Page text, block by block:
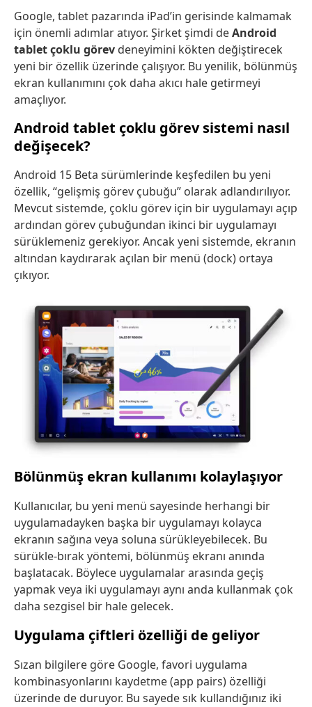
Google, tablet pazarında iPad’in gerisinde kalmamak
için önemli adımlar atıyor. Şirket şimdi deAndroid
tablet çoklu görev deneyimini kökten değiştirecek
yeni bir özellik üzerinde çalışıyor. Bu yenilik, bölünmüş
ekran kullanımını çok daha akıcı hale getirmeyi
amaçlıyor.
Android tablet çoklu görev sistemi nasıl
değişecek?
Android 15 Beta sürümlerinde keşfedilen bu yeni
özellik, “gelişmiş görev çubuğu” olarak adlandırılıyor.
Mevcut sistemde, çoklu görev için bir uygulamayı açıp
ardından görev çubuğundan ikinci bir uygulamayı
sürüklemeniz gerekiyor. Ancak yeni sistemde, ekranın
altından kaydırarak açılan bir menü (dock) ortaya
çıkıyor.
Bölünmüş ekran kullanımı kolaylaşıyor
Kullanıcılar, bu yeni menü sayesinde herhangi bir
uygulamadayken başka bir uygulamayı kolayca
ekranın sağına veya soluna sürükleyebilecek. Bu
sürükle-bırak yöntemi, bölünmüş ekranı anında
başlatacak. Böylece uygulamalar arasında geçiş
yapmak veya iki uygulamayı aynı anda kullanmak çok
daha sezgisel bir hale gelecek.
Uygulama çiftleri özelliği de geliyor
Sızan bilgilere göre Google, favori uygulama
kombinasyonlarını kaydetme (app pairs) özelliği
üzerinde de duruyor. Bu sayede sık kullandığınız iki